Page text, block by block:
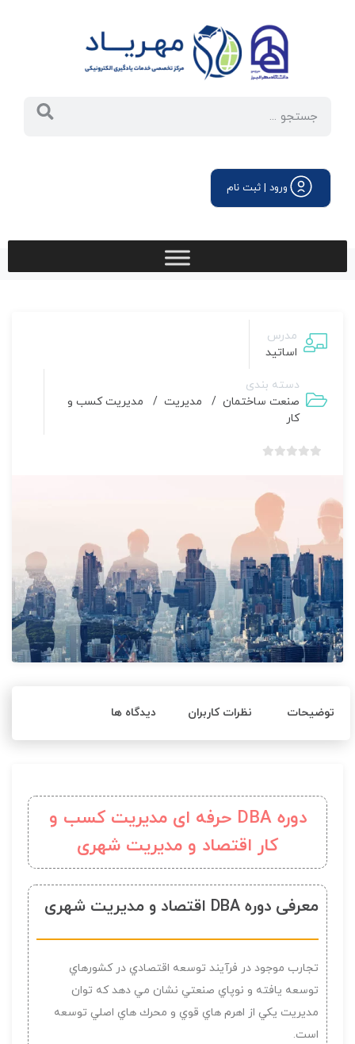
ورود | ثبت نام
مدرس
اساتید
دسته بندی
صنعت ساختمان / مدیریت /
مدیریت کسب و
کار
0
رای
توضیحات نظرات کاربران دیدگاه ها
دوره DBA حرفه ای مدیریت کسب و
کار اقتصاد و مدیریت شهری
معرفی دوره DBA اقتصاد و مدیریت شهری
تجارب موجود در فرآیند توسعه اقتصادي در کشورهاي
توسعه یافته و نوپاي صنعتي نشان مي دهد که توان
مدیریت یكي از اهرم هاي قوي و محرك هاي اصلي توسعه
است.